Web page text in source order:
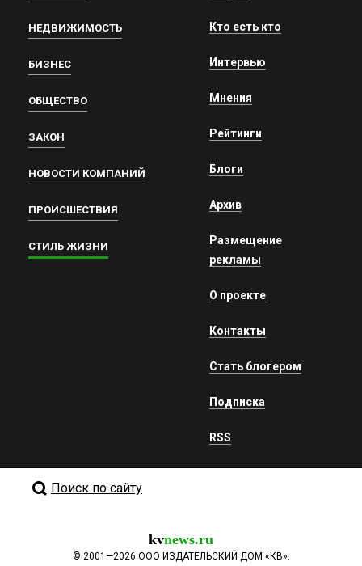
НЕДВИЖИМОСТЬ
БИЗНЕС
ОБЩЕСТВО
ЗАКОН
НОВОСТИ КОМПАНИЙ
ПРОИСШЕСТВИЯ
СТИЛЬ ЖИЗНИ
Кто есть кто
Интервью
Мнения
Рейтинги
Блоги
Архив
Размещение
рекламы
О проекте
Контакты
Стать блогером
Подписка
RSS
Поиск по сайту
kvnews.ru
© 2001—2026 ООО ИЗДАТЕЛЬСКИЙ ДОМ «КВ».